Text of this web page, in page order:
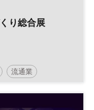
り総合展
流通業